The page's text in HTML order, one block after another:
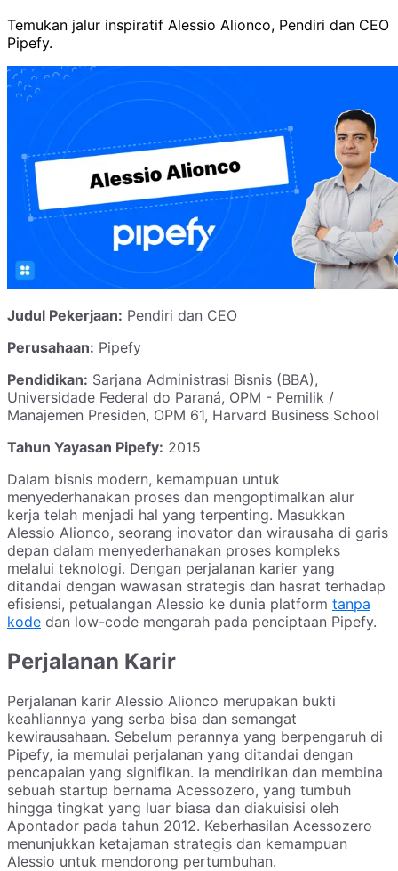
Temukan jalur inspiratif Alessio Alionco, Pendiri dan CEO
Pipefy.
Judul Pekerjaan: Pendiri dan CEO
Perusahaan: Pipefy
Pendidikan: Sarjana Administrasi Bisnis (BBA),
Universidade Federal do Paraná, OPM - Pemilik /
Manajemen Presiden, OPM 61, Harvard Business School
Tahun Yayasan Pipefy: 2015
Dalam bisnis modern, kemampuan untuk
menyederhanakan proses dan mengoptimalkan alur
kerja telah menjadi hal yang terpenting. Masukkan
Alessio Alionco, seorang inovator dan wirausaha di garis
depan dalam menyederhanakan proses kompleks
melalui teknologi. Dengan perjalanan karier yang
ditandai dengan wawasan strategis dan hasrat terhadap
efisiensi, petualangan Alessio ke dunia platform tanpa
kode dan low-code mengarah pada penciptaan Pipefy.
Perjalanan Karir
Perjalanan karir Alessio Alionco merupakan bukti
keahliannya yang serba bisa dan semangat
kewirausahaan. Sebelum perannya yang berpengaruh di
Pipefy, ia memulai perjalanan yang ditandai dengan
pencapaian yang signifikan. Ia mendirikan dan membina
sebuah startup bernama Acessozero, yang tumbuh
hingga tingkat yang luar biasa dan diakuisisi oleh
Apontador pada tahun 2012. Keberhasilan Acessozero
menunjukkan ketajaman strategis dan kemampuan
Alessio untuk mendorong pertumbuhan.